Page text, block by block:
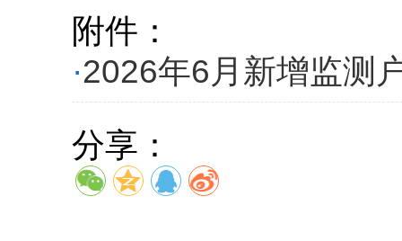
附件：
·2026年6月新增监测
分享：